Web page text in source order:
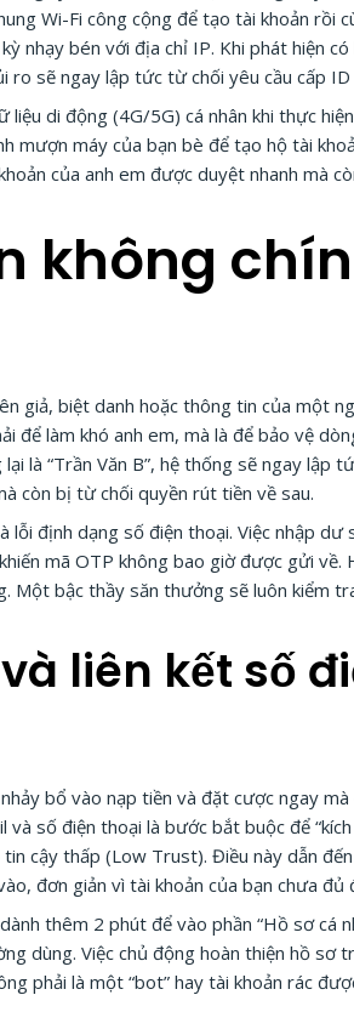
Wi-Fi công cộng để tạo tài khoản rồi
nhạy bén với địa chỉ IP. Khi phát hiện
sẽ ngay lập tức từ chối yêu cầu cấp
di động (4G/5G) cá nhân khi thực
mượn máy của bạn bè để tạo hộ tài
của anh em được duyệt nhanh mà
không
giả, biệt danh hoặc thông tin của một
để làm khó anh em, mà là để bảo vệ
là “Trần Văn B”, hệ thống sẽ ngay lập
còn bị từ chối quyền rút tiền về sau.
định dạng số điện thoại. Việc nhập
mã OTP không bao giờ được gửi về.
Một bậc thầy săn thưởng sẽ luôn kiểm
liên kết số
bổ vào nạp tiền và đặt cược ngay
số điện thoại là bước bắt buộc để
cậy thấp (Low Trust). Điều này dẫn
đơn giản vì tài khoản của bạn chưa đủ
thêm 2 phút để vào phần “Hồ sơ cá
dùng. Việc chủ động hoàn thiện hồ sơ
phải là một “bot” hay tài khoản rác